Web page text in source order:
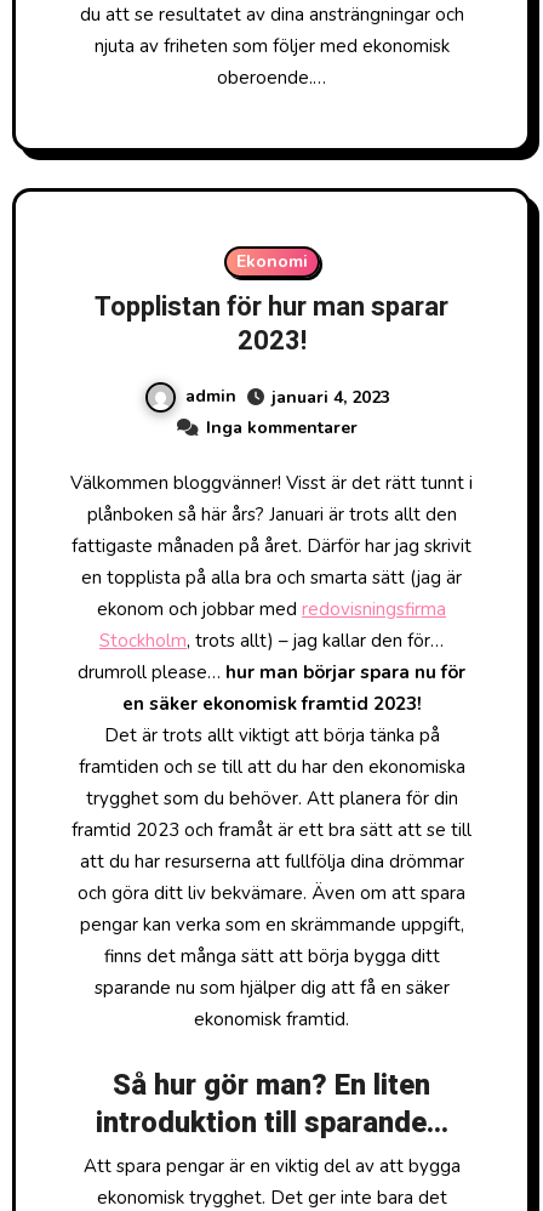
du att se resultatet av dina ansträngningar och
njuta av friheten som följer med ekonomisk
oberoende.…
Ekonomi
Topplistan för hur man sparar
2023!
admin
januari 4, 2023
Inga kommentarer
Välkommen bloggvänner! Visst är det rätt tunnt i
plånboken så här års? Januari är trots allt den
fattigaste månaden på året. Därför har jag skrivit
en topplista på alla bra och smarta sätt (jag är
ekonom och jobbar med redovisningsfirma
Stockholm, trots allt) – jag kallar den för…
drumroll please… hur man börjar spara nu för
en säker ekonomisk framtid 2023!
Det är trots allt viktigt att börja tänka på
framtiden och se till att du har den ekonomiska
trygghet som du behöver. Att planera för din
framtid 2023 och framåt är ett bra sätt att se till
att du har resurserna att fullfölja dina drömmar
och göra ditt liv bekvämare. Även om att spara
pengar kan verka som en skrämmande uppgift,
finns det många sätt att börja bygga ditt
sparande nu som hjälper dig att få en säker
ekonomisk framtid.
Så hur gör man? En liten
introduktion till sparande…
Att spara pengar är en viktig del av att bygga
ekonomisk trygghet. Det ger inte bara det